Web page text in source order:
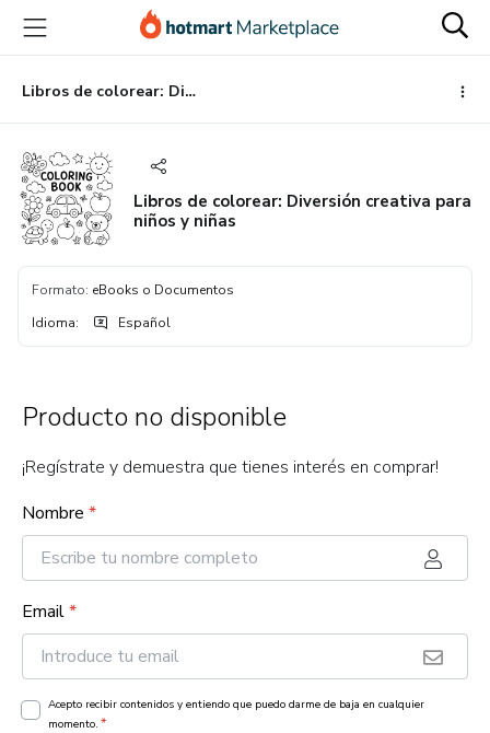
principal
página
de
página
Libros de colorear: Diversión creativa para niños y niñas
Libros de colorear: Diversión creativa para
niños y niñas
Formato: eBooks o Documentos
Idioma: Español
Producto no disponible
¡Regístrate y demuestra que tienes interés en comprar!
Nombre *
Email*
Acepto recibir contenidos y entiendo que puedo darme de baja en cualquier
momento. *